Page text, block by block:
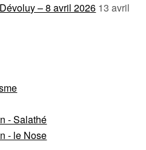
– 8 avril 2026 13 avril
- Salathé
- le Nose